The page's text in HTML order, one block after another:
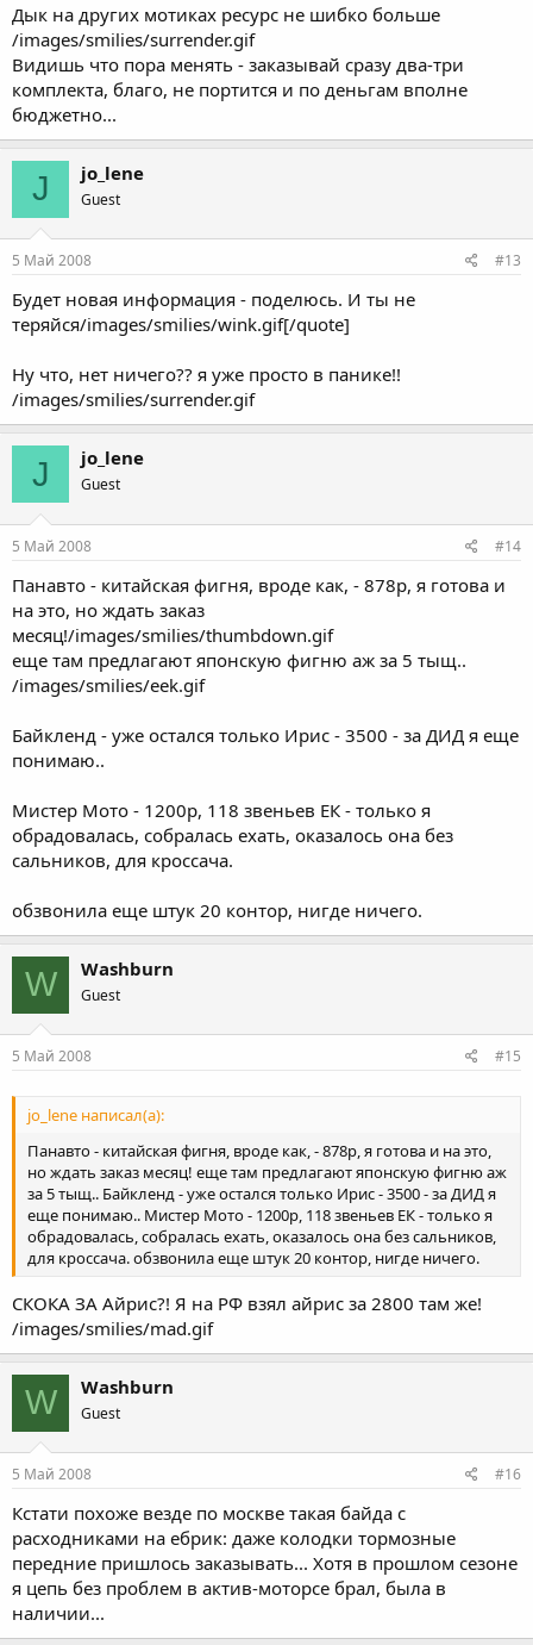
Дык на других мотиках ресурс не шибко больше
/images/smilies/surrender.gif
Видишь что пора менять - заказывай сразу два-три
комплекта, благо, не портится и по деньгам вполне
бюджетно...
J jo_lene
Guest
5 Май 2008 #13
Будет новая информация - поделюсь. И ты не
теряйся/images/smilies/wink.gif[/quote]
Ну что, нет ничего?? я уже просто в панике!!
/images/smilies/surrender.gif
J jo_lene
Guest
5 Май 2008 #14
Панавто - китайская фигня, вроде как, - 878р, я готова и
на это, но ждать заказ
месяц!/images/smilies/thumbdown.gif
еще там предлагают японскую фигню аж за 5 тыщ..
/images/smilies/eek.gif
Байкленд - уже остался только Ирис - 3500 - за ДИД я еще
понимаю..
Мистер Мото - 1200р, 118 звеньев ЕК - только я
обрадовалась, собралась ехать, оказалось она без
сальников, для кроссача.
обзвонила еще штук 20 контор, нигде ничего.
W Washburn
Guest
5 Май 2008 #15
jo_lene написал(а):
Панавто - китайская фигня, вроде как, - 878р, я готова и на это,
но ждать заказ месяц! еще там предлагают японскую фигню аж
за 5 тыщ.. Байкленд - уже остался только Ирис - 3500 - за ДИД я
еще понимаю.. Мистер Мото - 1200р, 118 звеньев ЕК - только я
обрадовалась, собралась ехать, оказалось она без сальников,
для кроссача. обзвонила еще штук 20 контор, нигде ничего.
СКОКА ЗА Айрис?! Я на РФ взял айрис за 2800 там же!
/images/smilies/mad.gif
W Washburn
Guest
5 Май 2008 #16
Кстати похоже везде по москве такая байда с
расходниками на ебрик: даже колодки тормозные
передние пришлось заказывать... Хотя в прошлом сезоне
я цепь без проблем в актив-моторсе брал, была в
наличии...